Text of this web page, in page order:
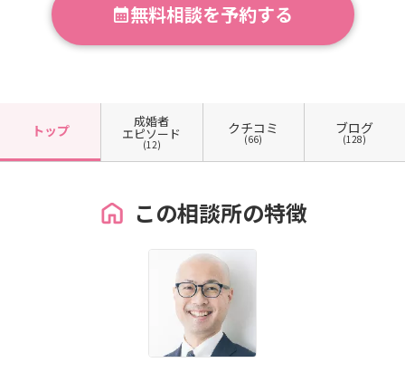
無料相談を予約する
トップ
成婚者
エピソード
(12)
クチコミ
(66)
ブログ
(128)
この相談所の特徴